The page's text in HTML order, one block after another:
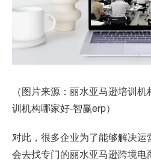
（图片来源：丽水亚马逊培训
训机构哪家好-智赢erp）
对此，很多企业为了能够解决
会去找专门的丽水亚马逊跨境